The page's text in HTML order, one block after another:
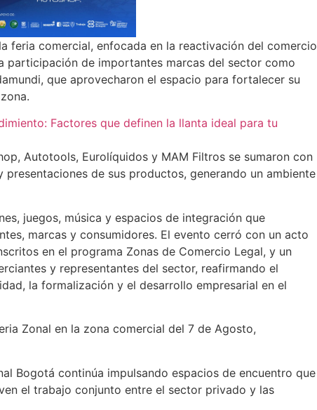
feria comercial, enfocada en la reactivación del comercio
participación de importantes marcas del sector como
que aprovecharon el espacio para fortalecer su
Factores que definen la llanta ideal para tu
Autotools, Eurolíquidos y MAM Filtros se sumaron con
de sus productos, generando un ambiente
juegos, música y espacios de integración que
marcas y consumidores. El evento cerró con un acto
en el programa Zonas de Comercio Legal, y un
y representantes del sector, reafirmando el
la formalización y el desarrollo empresarial en el
Zonal en la zona comercial del 7 de Agosto,
Bogotá continúa impulsando espacios de encuentro que
el trabajo conjunto entre el sector privado y las